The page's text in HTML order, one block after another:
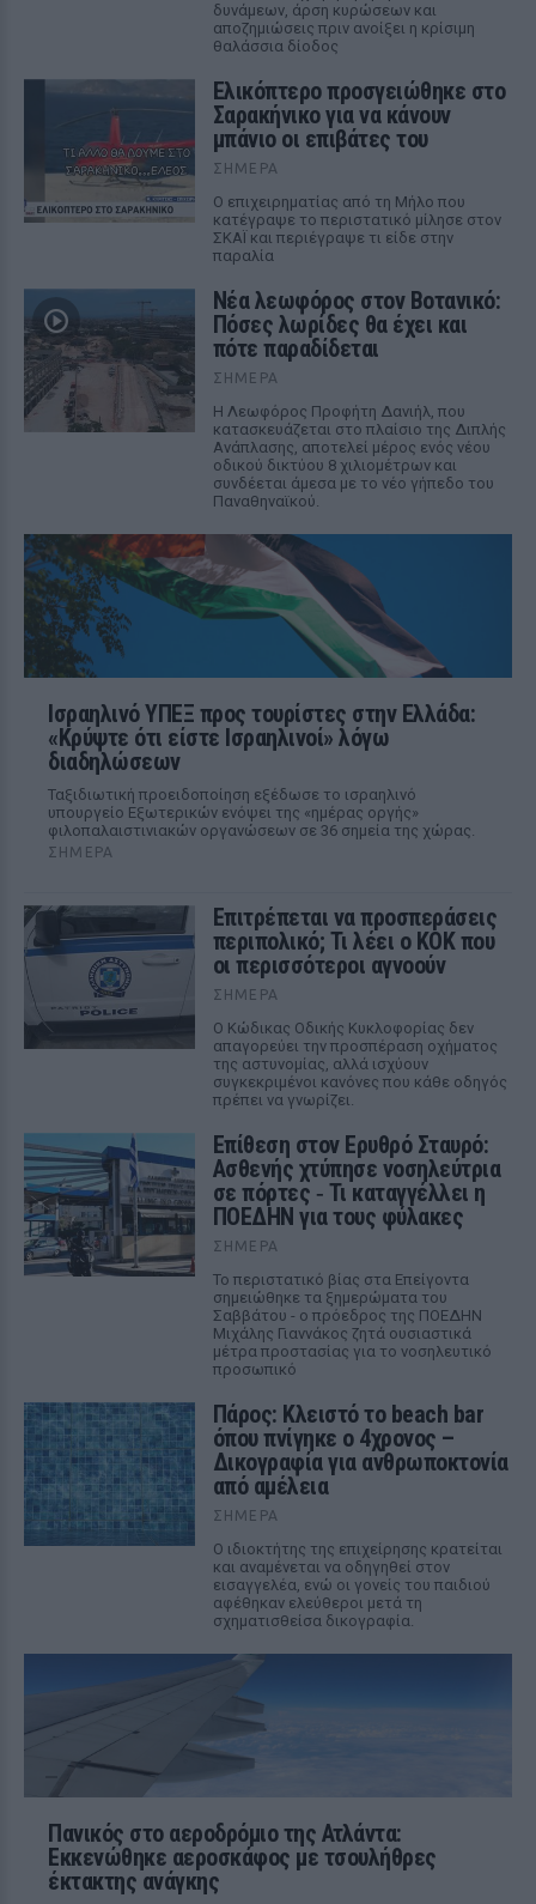
δυνάμεων, άρση κυρώσεων και
αποζημιώσεις πριν ανοίξει η κρίσιμη
θαλάσσια δίοδος
Ελικόπτερο προσγειώθηκε στο
Σαρακήνικο για να κάνουν
μπάνιο οι επιβάτες του
ΣΉΜΕΡΑ
Ο επιχειρηματίας από τη Μήλο που
κατέγραψε το περιστατικό μίλησε στον
ΣΚΑΪ και περιέγραψε τι είδε στην
παραλία
Νέα λεωφόρος στον Βοτανικό:
Πόσες λωρίδες θα έχει και
πότε παραδίδεται
ΣΉΜΕΡΑ
Η Λεωφόρος Προφήτη Δανιήλ, που
κατασκευάζεται στο πλαίσιο της Διπλής
Ανάπλασης, αποτελεί μέρος ενός νέου
οδικού δικτύου 8 χιλιομέτρων και
συνδέεται άμεσα με το νέο γήπεδο του
Παναθηναϊκού.
Ισραηλινό ΥΠΕΞ προς τουρίστες στην Ελλάδα:
«Κρύψτε ότι είστε Ισραηλινοί» λόγω
διαδηλώσεων
Ταξιδιωτική προειδοποίηση εξέδωσε το ισραηλινό
υπουργείο Εξωτερικών ενόψει της «ημέρας οργής»
φιλοπαλαιστινιακών οργανώσεων σε 36 σημεία της χώρας.
ΣΉΜΕΡΑ
Επιτρέπεται να προσπεράσεις
περιπολικό; Τι λέει ο ΚΟΚ που
οι περισσότεροι αγνοούν
ΣΉΜΕΡΑ
Ο Κώδικας Οδικής Κυκλοφορίας δεν
απαγορεύει την προσπέραση οχήματος
της αστυνομίας, αλλά ισχύουν
συγκεκριμένοι κανόνες που κάθε οδηγός
πρέπει να γνωρίζει.
Επίθεση στον Ερυθρό Σταυρό:
Ασθενής χτύπησε νοσηλεύτρια
σε πόρτες ‑ Τι καταγγέλλει η
ΠΟΕΔΗΝ για τους φύλακες
ΣΉΜΕΡΑ
Το περιστατικό βίας στα Επείγοντα
σημειώθηκε τα ξημερώματα του
Σαββάτου - ο πρόεδρος της ΠΟΕΔΗΝ
Μιχάλης Γιαννάκος ζητά ουσιαστικά
μέτρα προστασίας για το νοσηλευτικό
προσωπικό
Πάρος: Κλειστό το beach bar
όπου πνίγηκε ο 4χρονος –
Δικογραφία για ανθρωποκτονία
από αμέλεια
ΣΉΜΕΡΑ
Ο ιδιοκτήτης της επιχείρησης κρατείται
και αναμένεται να οδηγηθεί στον
εισαγγελέα, ενώ οι γονείς του παιδιού
αφέθηκαν ελεύθεροι μετά τη
σχηματισθείσα δικογραφία.
Πανικός στο αεροδρόμιο της Ατλάντα:
Εκκενώθηκε αεροσκάφος με τσουλήθρες
έκτακτης ανάγκης